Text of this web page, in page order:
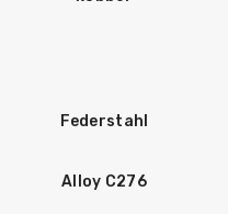
Federstahl
Alloy C276